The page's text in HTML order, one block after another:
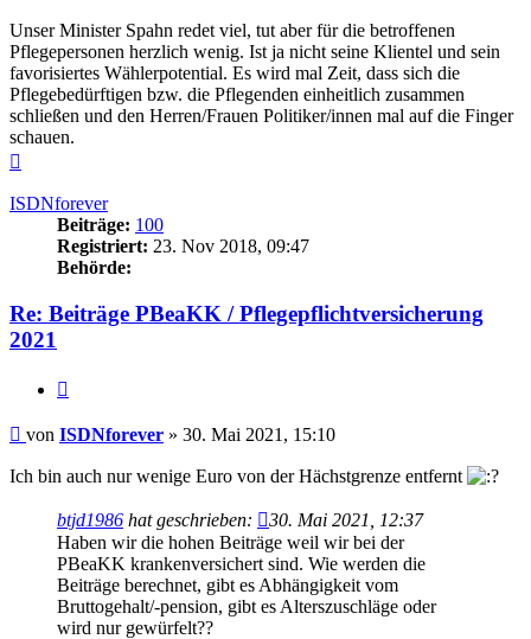
Unser Minister Spahn redet viel, tut aber für die betroffenen
Pflegepersonen herzlich wenig. Ist ja nicht seine Klientel und sein
favorisiertes Wählerpotential. Es wird mal Zeit, dass sich die
Pflegebedürftigen bzw. die Pflegenden einheitlich zusammen
schließen und den Herren/Frauen Politiker/innen mal auf die Finger
schauen.
ISDNforever
Beiträge: 100
Registriert: 23. Nov 2018, 09:47
Behörde:
Re: Beiträge PBeaKK / Pflegepflichtversicherung
2021
Beitrag
von ISDNforever » 30. Mai 2021, 15:10
Ich bin auch nur wenige Euro von der Hächstgrenze entfernt
btjd1986 hat geschrieben:
30. Mai 2021, 12:37
Haben wir die hohen Beiträge weil wir bei der
PBeaKK krankenversichert sind. Wie werden die
Beiträge berechnet, gibt es Abhängigkeit vom
Bruttogehalt/-pension, gibt es Alterszuschläge oder
wird nur gewürfelt??